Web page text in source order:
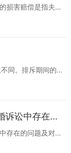
害赔偿是指夫妻
利，依法产生的损
。排斥期间的规
的存续期。诉讼时
东阳婚姻律师：夫妻共同债权处理离婚诉讼中存在的问题及对策
存在的问题及对
相对的，属于民